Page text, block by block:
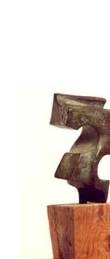
perquè aquests es
quan siguin inexactes.
confereix l'la normativa
indicada més amunt o a
jmtorres@arturamon.com.
Control competent per a
consideri oportuna.
implica l'acceptació